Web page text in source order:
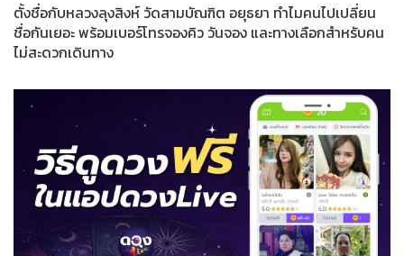
ตั้งชื่อกับหลวงลุงสิงห์ วัดสามบัณฑิต อยุธยา ทำไมคนไปเปลี่ยน
ชื่อกันเยอะ พร้อมเบอร์โทรจองคิว วันจอง และทางเลือกสำหรับคน
ไม่สะดวกเดินทาง